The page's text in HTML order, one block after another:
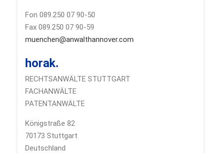
Fon 089.250 07 90-50
Fax 089.250 07 90-59
muenchen@anwalthannover.com
horak.
RECHTSANWÄLTE STUTTGART
FACHANWÄLTE
PATENTANWÄLTE
Königstraße 82
70173 Stuttgart
Deutschland